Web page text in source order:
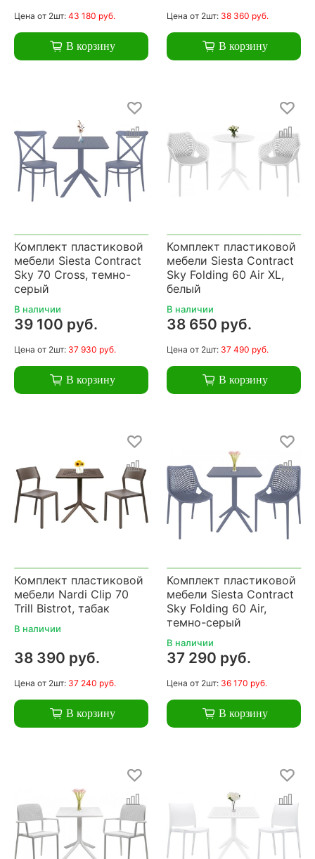
Цена от 2шт: 43 180 руб.
В корзину
Цена от 2шт: 38 360 руб.
В корзину
Комплект пластиковой
мебели Siesta Contract
Sky 70 Cross, темно-
серый
В наличии
39 100 руб.
Цена от 2шт: 37 930 руб.
В корзину
Комплект пластиковой
мебели Siesta Contract
Sky Folding 60 Air XL,
белый
В наличии
38 650 руб.
Цена от 2шт: 37 490 руб.
В корзину
Комплект пластиковой
мебели Nardi Clip 70
Trill Bistrot, табак
В наличии
38 390 руб.
Цена от 2шт: 37 240 руб.
В корзину
Комплект пластиковой
мебели Siesta Contract
Sky Folding 60 Air,
темно-серый
В наличии
37 290 руб.
Цена от 2шт: 36 170 руб.
В корзину